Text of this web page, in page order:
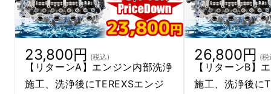
より、【分解しないオーバーホール】を実現致
しました。
23,800円 (税込)
【リターンA】エンジン内部洗浄
施工、洗浄後にTEREXSエンジ
26,800円 (税
【リターンB】
施工、洗浄後に